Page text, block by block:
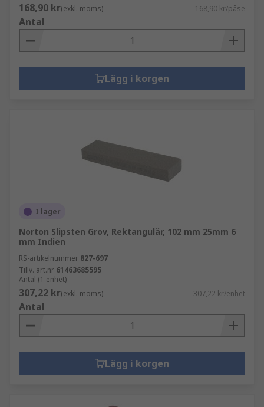
168,90 kr(exkl. moms) 168,90 kr/påse
Antal
Lägg i korgen
I lager
Norton Slipsten Grov, Rektangulär, 102 mm 25mm 6
mm Indien
RS-artikelnummer 827-697
Tillv. art.nr 61463685595
Antal (1 enhet)
307,22 kr(exkl. moms) 307,22 kr/enhet
Antal
Lägg i korgen